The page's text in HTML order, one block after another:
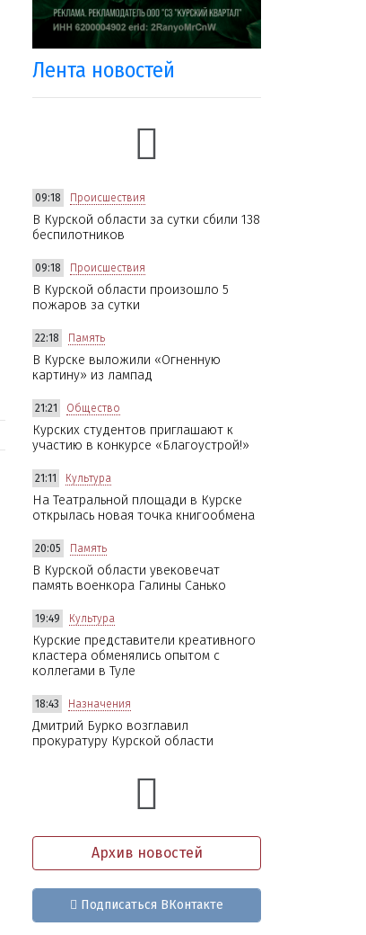
Лента новостей
09:18 Происшествия
В Курской области за сутки сбили 138
беспилотников
09:18 Происшествия
В Курской области произошло 5
пожаров за сутки
22:18 Память
В Курске выложили «Огненную
картину» из лампад
21:21 Общество
Курских студентов приглашают к
участию в конкурсе «Благоустрой!»
21:11 Культура
На Театральной площади в Курске
открылась новая точка книгообмена
20:05 Память
В Курской области увековечат
память военкора Галины Санько
19:49 Культура
Курские представители креативного
кластера обменялись опытом с
коллегами в Туле
18:43 Назначения
Дмитрий Бурко возглавил
прокуратуру Курской области
Архив новостей
Подписаться ВКонтакте